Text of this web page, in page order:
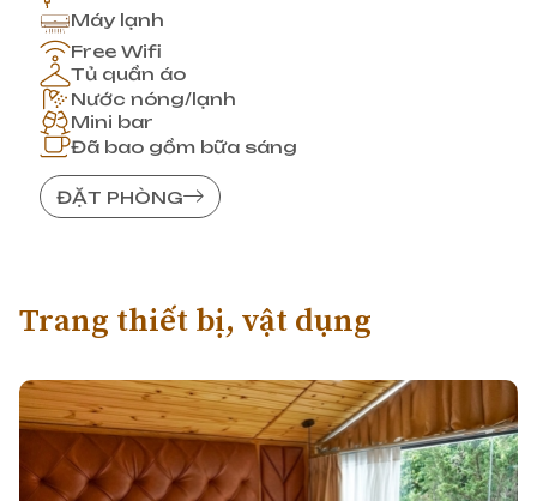
Máy lạnh
Free Wifi
Tủ quần áo
Nước nóng/lạnh
Mini bar
Đã bao gồm bữa sáng
ĐẶT PHÒNG
Trang thiết bị, vật dụng